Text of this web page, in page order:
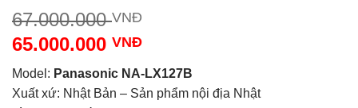
67.000.000VNĐ
67.000.000 VNĐ.
65.000.000 VNĐ
hiện
tại
Model: Panasonic NA-LX127B
Xuất xứ: Nhật Bản – Sản phẩm nội địa Nhật